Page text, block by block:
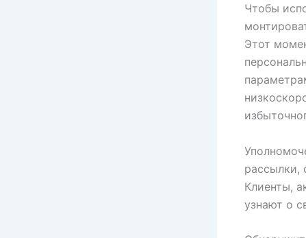
Чтобы
Этот
рассылки,
Клиенты,
узнают о